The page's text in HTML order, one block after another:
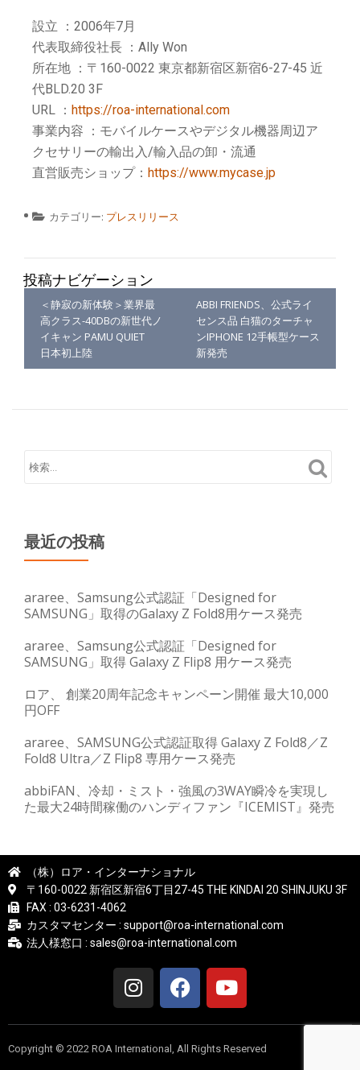
設立 ：2006年7月
代表取締役社長 ：Ally Won
所在地 ：〒160-0022 東京都新宿区新宿6-27-45 近
代BLD.20 3F
URL ： https://roa-international.com
事業内容 ：モバイルケースやデジタル機器周辺ア
クセサリーの輸出入/輸入品の卸・流通
直営販売ショップ： https://www.mycase.jp
カテゴリー: プレスリリース
投稿ナビゲーション
＜静寂の新体験＞業界最
高クラス-40DBの新世代ノ
イキャン PAMU QUIET
日本初上陸
ABBI FRIENDS、公式ライ
センス品 白猫のターチャ
ンIPHONE 12手帳型ケース
新発売
最近の投稿
araree、Samsung公式認証「Designed for
SAMSUNG」取得のGalaxy Z Fold8用ケース発売
araree、Samsung公式認証「Designed for
SAMSUNG」取得 Galaxy Z Flip8 用ケース発売
ロア、 創業20周年記念キャンペーン開催 最大10,000
円OFF
araree、SAMSUNG公式認証取得 Galaxy Z Fold8／Z
Fold8 Ultra／Z Flip8 専用ケース発売
abbiFAN、冷却・ミスト・強風の3WAY瞬冷を実現し
た最大24時間稼働のハンディファン『ICEMIST』発売
（株）ロア・インターナショナル
〒160-0022 新宿区新宿6丁目27-45 THE KINDAI 20 SHINJUKU 3F
FAX : 03-6231-4062
カスタマセンター : support@roa-international.com
法人様窓口 : sales@roa-international.com
Copyright © 2022 ROA International, All Rights Reserved